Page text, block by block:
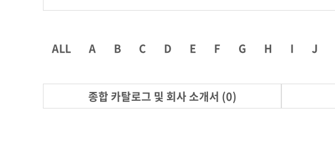
ALL A B C D E F G H I J
종합 카탈로그 및 회사 소개서 (0)